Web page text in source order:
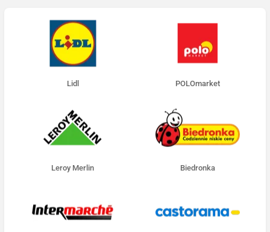
Lidl POLOmarket
Leroy Merlin Biedronka